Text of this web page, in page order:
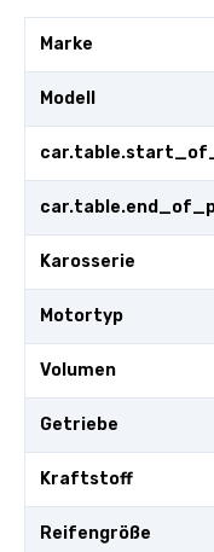
Marke
Modell
Karosserie
Motortyp
Volumen
Getriebe
Kraftstoff
Reifengröße